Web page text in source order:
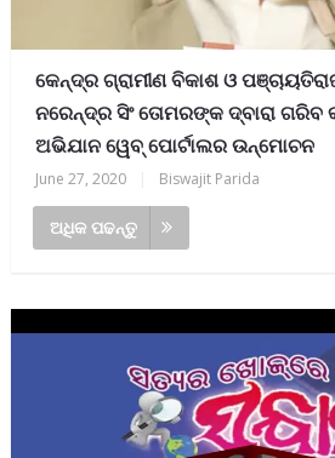
କେନ୍ଦ୍ର ଗ୍ରାମୀଣ ବିକାଶ ଓ
ନରେନ୍ଦ୍ର ସିଂ ତୋମରଙ୍କ ଦ୍ବାରା ଗରିବ
ଅଭିଯାନ ୱେବ୍ ପୋର୍ଟାଲର ଉନ୍ମୋଚନ
June 27, 2020 Biswajit Parida
ଅଧିକ ପଢନ୍ତୁ